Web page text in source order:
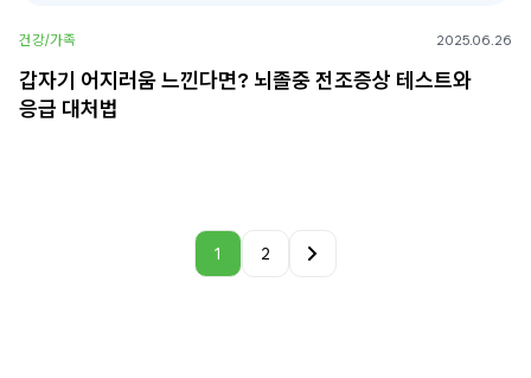
건강/가족 2025.06.26
갑자기 어지러움 느낀다면? 뇌졸중 전조증상 테스트와
응급 대처법
1 2